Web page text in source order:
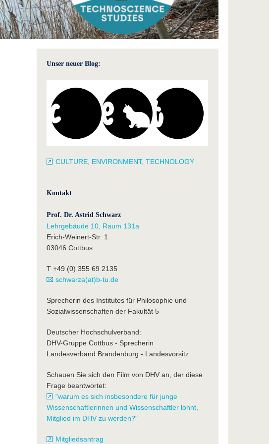
Unser neuer Blog:
CULTURE, ENVIRONMENT, TECHNOLOGY
Kontakt
Prof. Dr. Astrid Schwarz
Lehrgebäude 10, Raum 131a
Erich-Weinert-Str. 1
03046 Cottbus
T +49 (0) 355 69 2135
schwarza(at)b-tu.de
Sprecherin des Institutes für Philosophie und
Sozialwissenschaften der Fakultät 5
Deutscher Hochschulverband:
DHV-Gruppe Cottbus - Sprecherin
Landesverband Brandenburg - Landesvorsitz
Schauen Sie sich den Film von DHV an, der diese
Frage beantwortet:
"warum es sich insbesondere für junge
Wissenschaftlerinnen und Wissenschaftler lohnt,
Mitglied im DHV zu werden?"
Mitgliedsantrag